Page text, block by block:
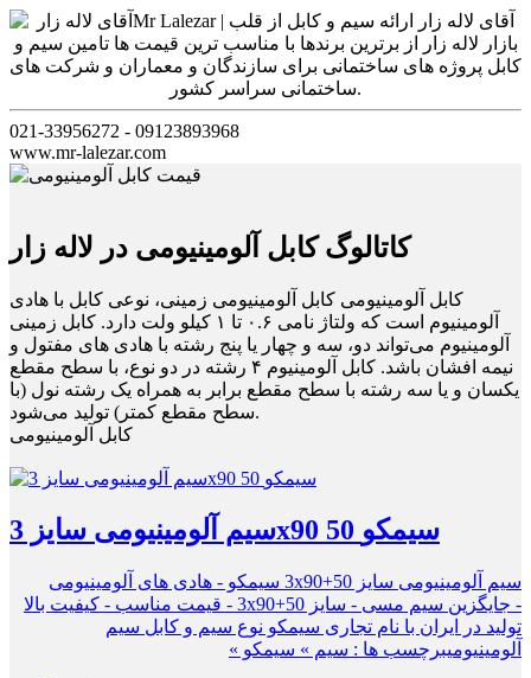
021-33956272 - 09123893968
www.mr-lalezar.com
کاتالوگ کابل آلومینیومی در لاله زار
کابل آلومینیومی کابل آلومینیومی زمینی، نوعی کابل با هادی
آلومینیوم است که ولتاژ نامی ۰.۶ تا ۱ کیلو ولت دارد. کابل زمینی
آلومینیوم می‌تواند دو، سه و چهار یا پنج رشته با هادی های مفتول و
نیمه افشان باشد. کابل آلومینیوم ۴ رشته در دو نوع، با سطح مقطع
یکسان و یا سه رشته با سطح مقطع برابر به همراه یک رشته نول (با
سطح مقطع کمتر) تولید می‌شود.
کابل آلومینیومی
سیم آلومینیومی سایز 3x90 50 سیمکو
سیم آلومینیومی سایز 3x90+50 سیمکو - هادی های آلومینیومی
- جایگزین سیم مسی - سایز 3x90+50 - قیمت مناسب - کیفیت بالا
تولید در ایران با نام تجاری سیمکو نوع سیم و کابل سیم
آلومینیومیبرچسب ها : سیم » سیمکو »